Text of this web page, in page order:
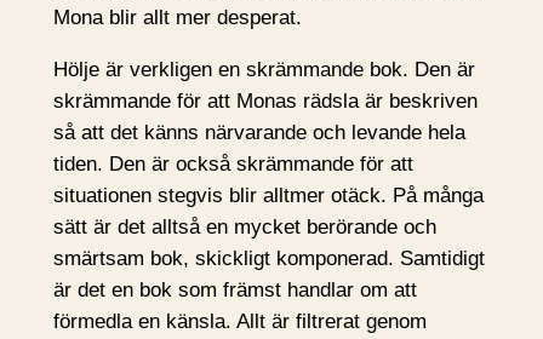
Mona blir allt mer desperat.
Hölje är verkligen en skrämmande bok. Den är
skrämmande för att Monas rädsla är beskriven
så att det känns närvarande och levande hela
tiden. Den är också skrämmande för att
situationen stegvis blir alltmer otäck. På många
sätt är det alltså en mycket berörande och
smärtsam bok, skickligt komponerad. Samtidigt
är det en bok som främst handlar om att
förmedla en känsla. Allt är filtrerat genom